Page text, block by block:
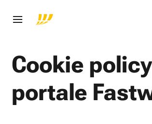
Cookie
portale